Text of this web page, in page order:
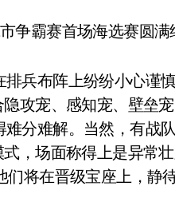
布阵上纷纷小心谨
攻宠、感知宠、壁垒
分难解。当然，有战
，场面称得上是异常
将在晋级宝座上，静